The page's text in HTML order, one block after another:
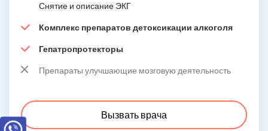
Снятие и описание ЭКГ
Комплекс препаратов детоксикации алкоголя
Гепатропротекторы
Препараты улучшающие мозговую деятельность
Вызвать врача